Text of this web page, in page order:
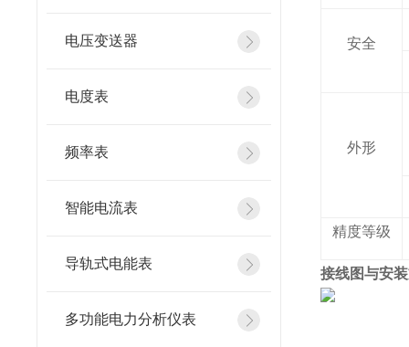
电压变送器
电度表
频率表
智能电流表
导轨式电能表
多功能电力分析仪表
安全
外形
精度等级
接线图与安